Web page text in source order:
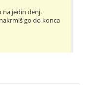
na jedin denj.
go do konca